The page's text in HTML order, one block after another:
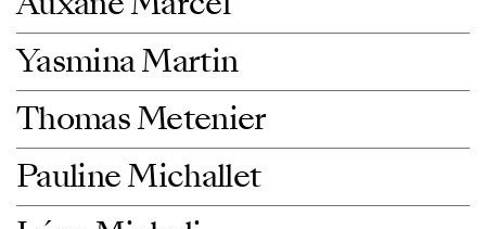
Yasmina Martin
Thomas Metenier
Pauline Michallet